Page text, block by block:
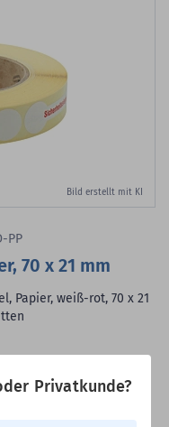
Privatkunde?
Bild erstellt mit KI
PP
70 x 21 mm
Papier, weiß-rot, 70 x 21